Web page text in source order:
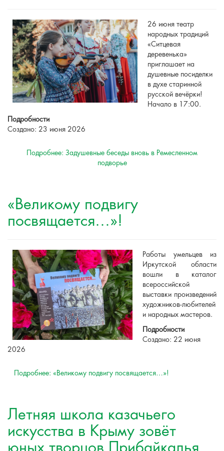
26 июня театр
народных традиций
«Ситцевая
деревенька»
приглашает на
душевные посиделки
в духе старинной
русской вечёрки!
Начало в 17:00.
Подробности
Создано: 23 июня 2026
Подробнее: Задушевные беседы вновь в Ремесленном
подворье
«Великому подвигу
посвящается…»!
Работы умельцев из
Иркутской области
вошли в каталог
всероссийской
выставки произведений
художников-любителей
и народных мастеров.
Подробности
Создано: 22 июня
2026
Подробнее: «Великому подвигу посвящается…»!
Летняя школа казачьего
искусства в Крыму зовёт